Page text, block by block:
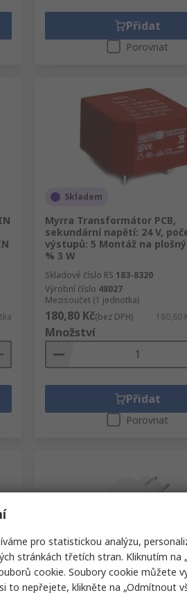
Přidat
Porovnat
Skladem
Myrra Transformátor PCB,
sekundární napětí: 24 V,
výstupů: 5 Montáž na
% 3 W
Skladové číslo RS 183-8320
Výrobní číslo 48027
Mezisoučet (1 jednotka)
180,80 Kč(bez DPH) 180,80
Množství
Přidat
Porovnat
Poslední zásoby RS
pro statistickou analýzu,
stránkách třetích stran. Kliknutím na
cookie. Soubory cookie můžete
to nepřejete, klikněte na „Odmítnout